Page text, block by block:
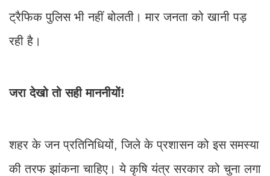
ट्रैफिक पुलिस भी नहीं बोलती। मार जनता को खानी पड़
रही है।
जरा देखो तो सही माननीयों!
शहर के जन प्रतिनिधियों, जिले के प्रशासन को इस समस्या
की तरफ झांकना चाहिए। ये कृषि यंत्र सरकार को चुना लगा